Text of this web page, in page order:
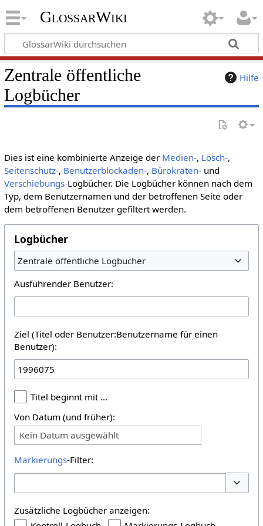
GlossarWiki
Hilfe
Zentrale öffentliche
Logbücher
Dies ist eine kombinierte Anzeige der Medien-, Lösch-,
Seitenschutz-, Benutzerblockaden-, Bürokraten-und
Verschiebungs-Logbücher. Die Logbücher können nach dem
Typ, dem Benutzernamen und der betroffenen Seite oder
dem betroffenen Benutzer gefiltert werden.
Logbücher
Zentrale öffentliche Logbücher
Ausführender Benutzer:
Ziel (Titel oder Benutzer:Benutzername für einen
Benutzer):
Titel beginnt mit …
Von Datum (und früher):
Kein Datum ausgewählt
Markierungs-Filter:
Zusätzliche Logbücher anzeigen: